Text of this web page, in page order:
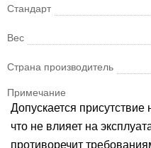
Стандарт
Вес
Страна производитель
Примечание
Допускается присутствие
что не влияет на
противоречит